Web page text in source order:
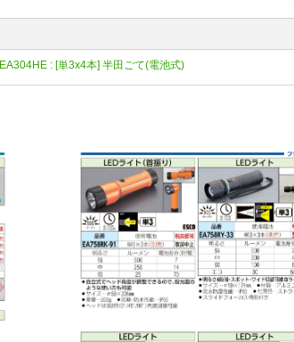
EA304HE : [単3x4本] 半田ごて(電池式)